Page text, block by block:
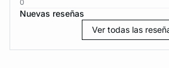
0
Nuevas reseñas
Ver todas las